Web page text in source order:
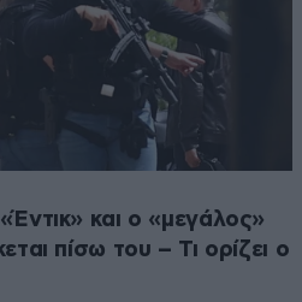
και ο «μεγάλος»
πίσω του – Τι ορίζει ο